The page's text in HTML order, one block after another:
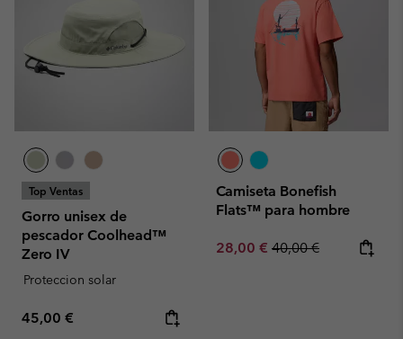
Top Ventas
Gorro unisex de
pescador Coolhead™
Zero IV
Proteccion solar
Regular price:
45,00 €
Camiseta Bonefish
Flats™ para hombre
Sale price:
28,00 € Regular price:
40,00 €